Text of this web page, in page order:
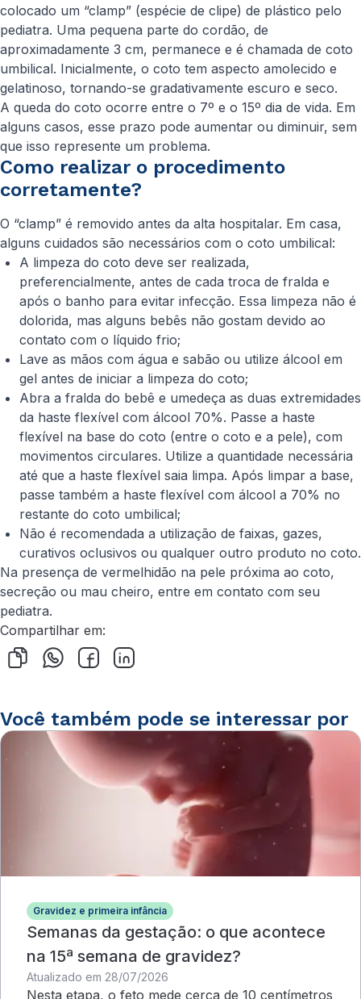
colocado um “clamp” (espécie de clipe) de plástico pelo
pediatra. Uma pequena parte do cordão, de
aproximadamente 3 cm, permanece e é chamada de coto
umbilical. Inicialmente, o coto tem aspecto amolecido e
gelatinoso, tornando-se gradativamente escuro e seco.
A queda do coto ocorre entre o 7º e o 15º dia de vida. Em
alguns casos, esse prazo pode aumentar ou diminuir, sem
que isso represente um problema.
Como realizar o procedimento
corretamente?
O “clamp” é removido antes da alta hospitalar. Em casa,
alguns cuidados são necessários com o coto umbilical:
A limpeza do coto deve ser realizada,
preferencialmente, antes de cada troca de fralda e
após o banho para evitar infecção. Essa limpeza não é
dolorida, mas alguns bebês não gostam devido ao
contato com o líquido frio;
Lave as mãos com água e sabão ou utilize álcool em
gel antes de iniciar a limpeza do coto;
Abra a fralda do bebê e umedeça as duas extremidades
da haste flexível com álcool 70%. Passe a haste
flexível na base do coto (entre o coto e a pele), com
movimentos circulares. Utilize a quantidade necessária
até que a haste flexível saia limpa. Após limpar a base,
passe também a haste flexível com álcool a 70% no
restante do coto umbilical;
Não é recomendada a utilização de faixas, gazes,
curativos oclusivos ou qualquer outro produto no coto.
Na presença de vermelhidão na pele próxima ao coto,
secreção ou mau cheiro, entre em contato com seu
pediatra.
Compartilhar em:
Você também pode se interessar por
Gravidez e primeira infância
Semanas da gestação: o que acontece
na 15ª semana de gravidez?
Atualizado em 28/07/2026
Nesta etapa, o feto mede cerca de 10 centímetros